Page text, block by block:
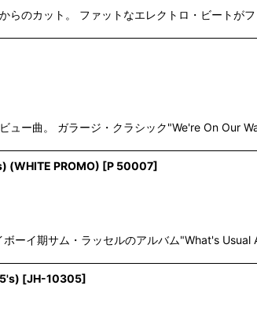
のカット。 ファットなエレクトロ・ビートが
ュー曲。 ガラージ・クラシック"We're On Our
(WHITE PROMO) [P 50007]
ーイ期サム・ラッセルのアルバム"What's
[JH-10305]